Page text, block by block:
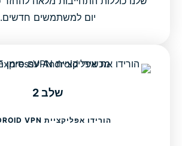
יום למשתמשים חדשים.
שלב 2
הורידו אפליקציית ANDROID VPN